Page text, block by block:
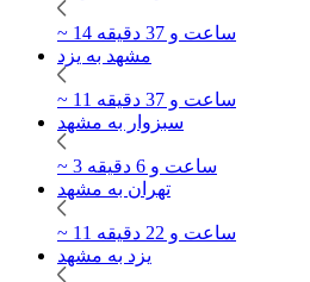
~ 14 ساعت و 37 دقیقه
مشهد به یزد
~ 11 ساعت و 37 دقیقه
سبزوار به مشهد
~ 3 ساعت و 6 دقیقه
تهران به مشهد
~ 11 ساعت و 22 دقیقه
یزد به مشهد